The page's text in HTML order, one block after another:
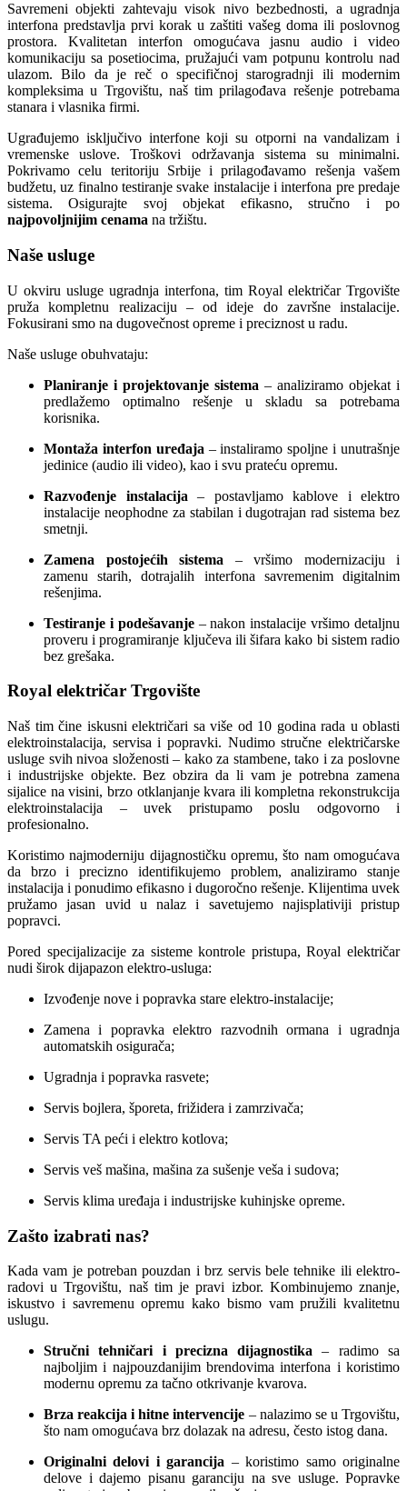
Savremeni objekti zahtevaju visok nivo bezbednosti, a ugradnja
interfona predstavlja prvi korak u zaštiti vašeg doma ili poslovnog
prostora. Kvalitetan interfon omogućava jasnu audio i video
komunikaciju sa posetiocima, pružajući vam potpunu kontrolu nad
ulazom. Bilo da je reč o specifičnoj starogradnji ili modernim
kompleksima u Trgovištu, naš tim prilagođava rešenje potrebama
stanara i vlasnika firmi.
Ugrađujemo isključivo interfone koji su otporni na vandalizam i
vremenske uslove. Troškovi održavanja sistema su minimalni.
Pokrivamo celu teritoriju Srbije i prilagođavamo rešenja vašem
budžetu, uz finalno testiranje svake instalacije i interfona pre predaje
sistema. Osigurajte svoj objekat efikasno, stručno i po
najpovoljnijim cenama na tržištu.
Naše usluge
U okviru usluge ugradnja interfona, tim Royal električar Trgovište
pruža kompletnu realizaciju – od ideje do završne instalacije.
Fokusirani smo na dugovečnost opreme i preciznost u radu.
Naše usluge obuhvataju:
Planiranje i projektovanje sistema – analiziramo objekat i
predlažemo optimalno rešenje u skladu sa potrebama
korisnika.
Montaža interfon uređaja – instaliramo spoljne i unutrašnje
jedinice (audio ili video), kao i svu prateću opremu.
Razvođenje instalacija – postavljamo kablove i elektro
instalacije neophodne za stabilan i dugotrajan rad sistema bez
smetnji.
Zamena postojećih sistema – vršimo modernizaciju i
zamenu starih, dotrajalih interfona savremenim digitalnim
rešenjima.
Testiranje i podešavanje– nakon instalacije vršimo detaljnu
proveru i programiranje ključeva ili šifara kako bi sistem radio
bez grešaka.
Royal električar Trgovište
Naš tim čine iskusni električari sa više od 10 godina rada u oblasti
elektroinstalacija, servisa i popravki. Nudimo stručne električarske
usluge svih nivoa složenosti – kako za stambene, tako i za poslovne
i industrijske objekte. Bez obzira da li vam je potrebna zamena
sijalice na visini, brzo otklanjanje kvara ili kompletna rekonstrukcija
elektroinstalacija – uvek pristupamo poslu odgovorno i
profesionalno.
Koristimo najmoderniju dijagnostičku opremu, što nam omogućava
da brzo i precizno identifikujemo problem, analiziramo stanje
instalacija i ponudimo efikasno i dugoročno rešenje. Klijentima uvek
pružamo jasan uvid u nalaz i savetujemo najisplativiji pristup
popravci.
Pored specijalizacije za sisteme kontrole pristupa, Royal električar
nudi širok dijapazon elektro-usluga:
Izvođenje nove i popravka stare elektro-instalacije;
Zamena i popravka elektro razvodnih ormana i ugradnja
automatskih osigurača;
Ugradnja i popravka rasvete;
Servis bojlera, šporeta, frižidera i zamrzivača;
Servis TA peći i elektro kotlova;
Servis veš mašina, mašina za sušenje veša i sudova;
Servis klima uređaja i industrijske kuhinjske opreme.
Zašto izabrati nas?
Kada vam je potreban pouzdan i brz servis bele tehnike ili elektro-
radovi u Trgovištu, naš tim je pravi izbor. Kombinujemo znanje,
iskustvo i savremenu opremu kako bismo vam pružili kvalitetnu
uslugu.
Stručni tehničari i precizna dijagnostika – radimo sa
najboljim i najpouzdanijim brendovima interfona i koristimo
modernu opremu za tačno otkrivanje kvarova.
Brza reakcija i hitne intervencije – nalazimo se u Trgovištu,
što nam omogućava brz dolazak na adresu, često istog dana.
Originalni delovi i garancija – koristimo samo originalne
delove i dajemo pisanu garanciju na sve usluge. Popravke